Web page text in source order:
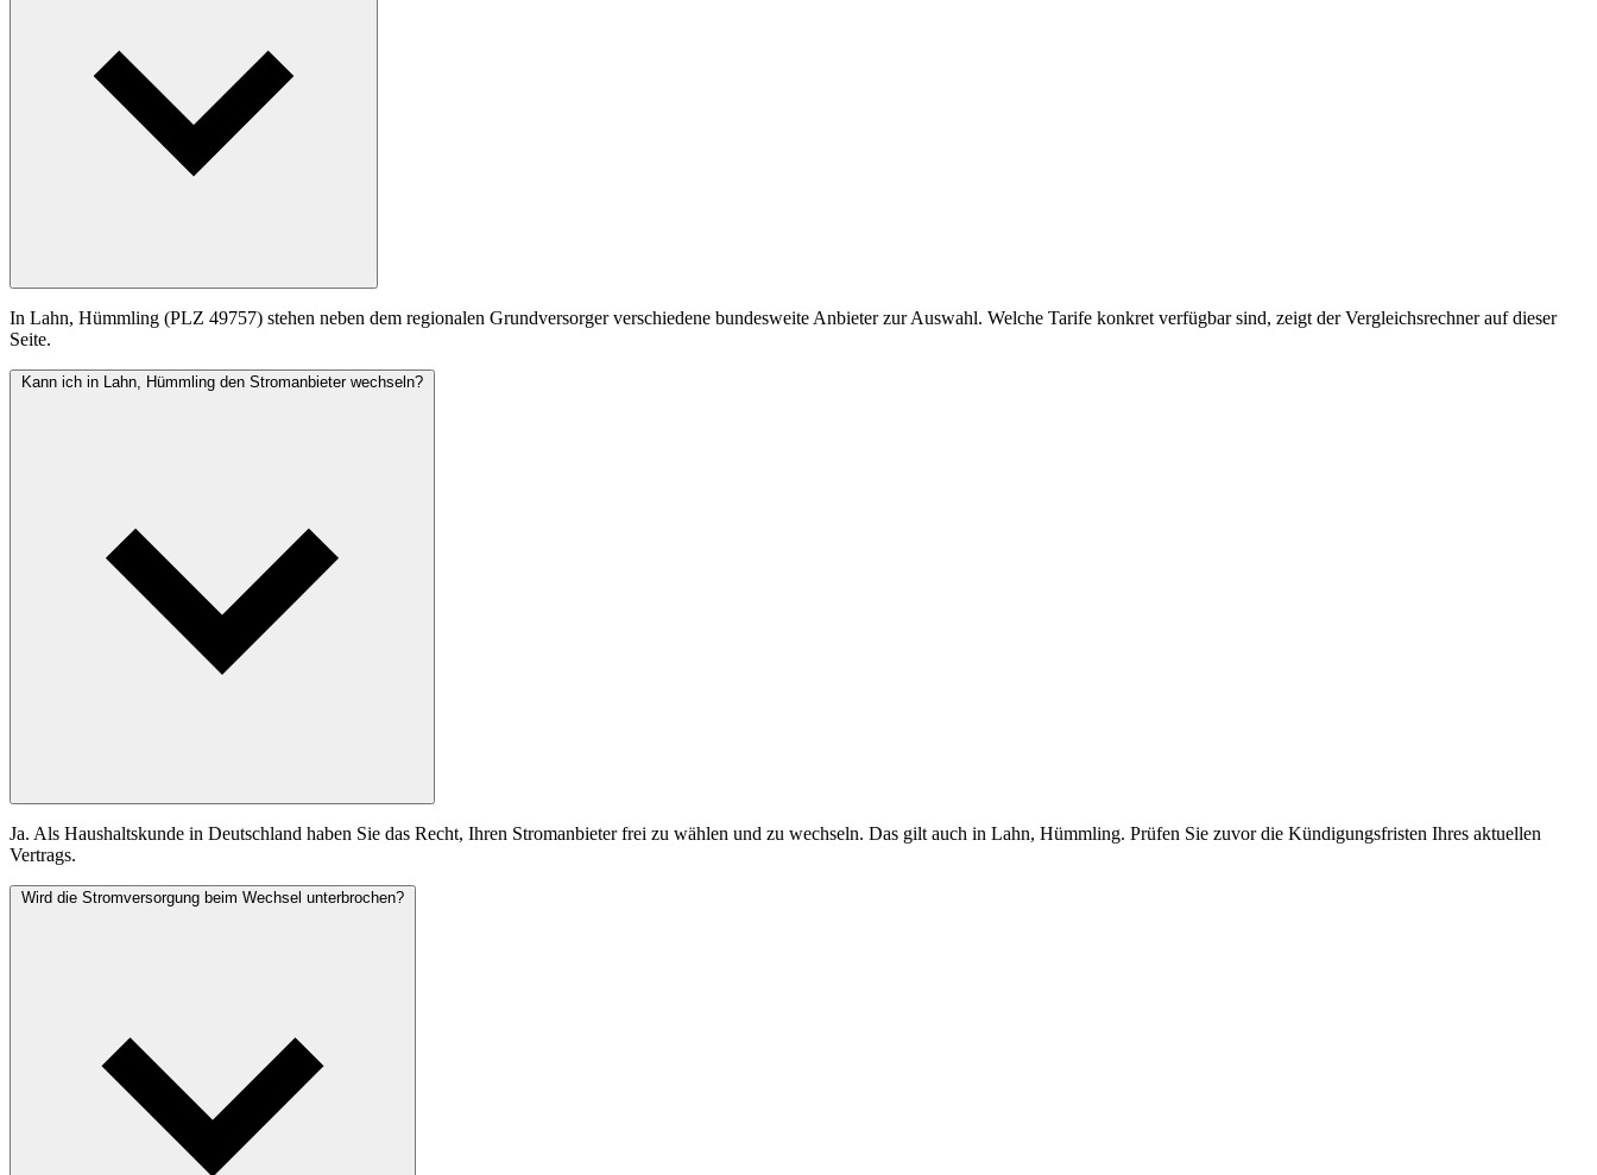
In Lahn, Hümmling (PLZ 49757) stehen neben dem regionalen Grundversorger verschiedene bundesweite Anbieter zur Auswahl. Welche Tarife konkret verfügbar sind, zeigt der Vergleichsrechner auf dieser
Seite.
Kann ich in Lahn, Hümmling den Stromanbieter wechseln?
Ja. Als Haushaltskunde in Deutschland haben Sie das Recht, Ihren Stromanbieter frei zu wählen und zu wechseln. Das gilt auch in Lahn, Hümmling. Prüfen Sie zuvor die Kündigungsfristen Ihres aktuellen
Vertrags.
Wird die Stromversorgung beim Wechsel unterbrochen?